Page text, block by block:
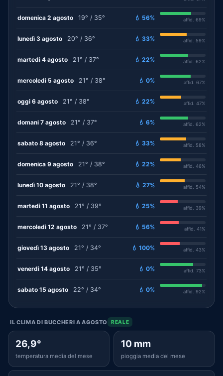
domenica 2 agosto 19° / 35° 💧 56% affid. 69%
lunedì 3 agosto 20° / 36° 💧 33% affid. 59%
martedì 4 agosto 21° / 37° 💧 22% affid. 62%
mercoledì 5 agosto 21° / 38° 💧 0% affid. 67%
oggi 6 agosto 21° / 38° 💧 22% affid. 47%
domani 7 agosto 21° / 37° 💧 6% affid. 62%
sabato 8 agosto 21° / 36° 💧 33% affid. 58%
domenica 9 agosto 21° / 38° 💧 22% affid. 46%
lunedì 10 agosto 21° / 38° 💧 27% affid. 54%
martedì 11 agosto 21° / 39° 💧 25% affid. 39%
mercoledì 12 agosto 21° / 37° 💧 56% affid. 41%
giovedì 13 agosto 21° / 34° 💧 100% affid. 43%
venerdì 14 agosto 21° / 35° 💧 0% affid. 73%
sabato 15 agosto 22° / 34° 💧 0% affid. 92%
IL CLIMA DI BUCCHERI A AGOSTO REALE
26,9°
temperatura media del mese
10 mm
pioggia media del mese